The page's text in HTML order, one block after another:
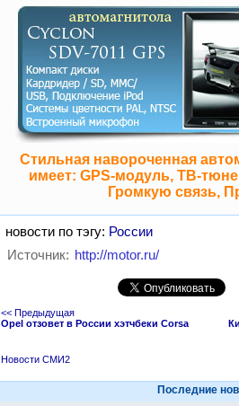
Стильная навороченная
имеет: GPS-модуль, ТВ-
Громкую связь,
новости по тэгу: России
Источник: http://motor.ru/
<< Предыдущая
Opel отзовет в России хэтчбеки Corsa
Новости СМИ2
Последние